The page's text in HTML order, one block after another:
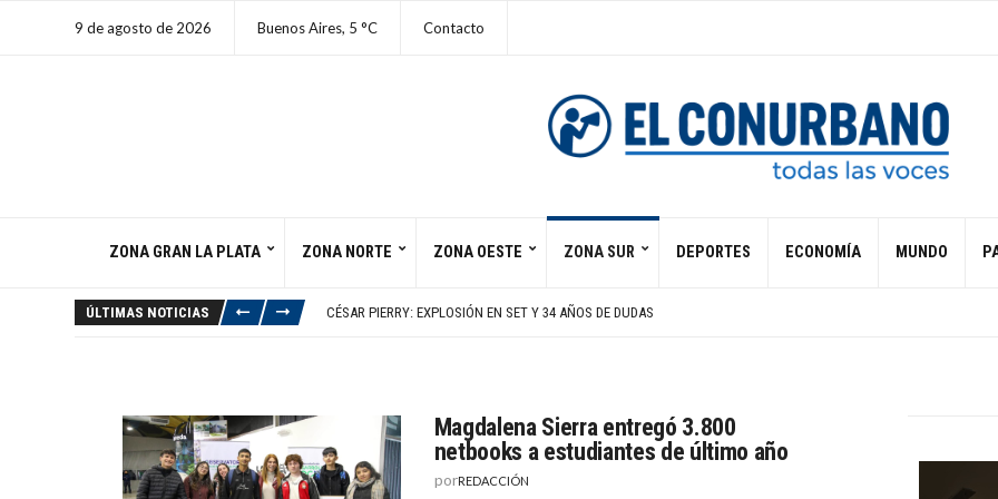
9 de agosto de 2026 Buenos Aires, 5 C Contacto
ZONA GRAN LA PLATA ZONA NORTE ZONA OESTE ZONA SUR DEPORTES ECONOMÍA MUNDO
ÚLTIMAS NOTICIAS
CÉSAR PIERRY: EXPLOSIÓN EN SET Y 34 AÑOS DE DUDAS
Magdalena Sierra entregó 3.800
netbooks a estudiantes de último año
porREDACCIÓN